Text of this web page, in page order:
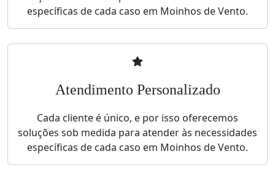
específicas de cada caso em Moinhos de Vento.
Atendimento Personalizado
Cada cliente é único, e por isso oferecemos
soluções sob medida para atender às necessidades
específicas de cada caso em Moinhos de Vento.